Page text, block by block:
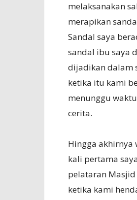
melaksanakan
merapikan
Sandal saya
sandal ibu saya
dijadikan dalam
ketika itu kami
menunggu
cerita.
Hingga akhirnya
kali pertama
pelataran
ketika kami